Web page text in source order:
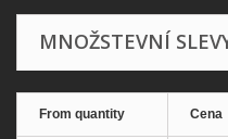
MNOŽSTEVNÍ
From quantity Cena